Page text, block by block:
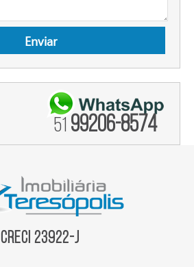
51 99206-8574
Creci 23922-J